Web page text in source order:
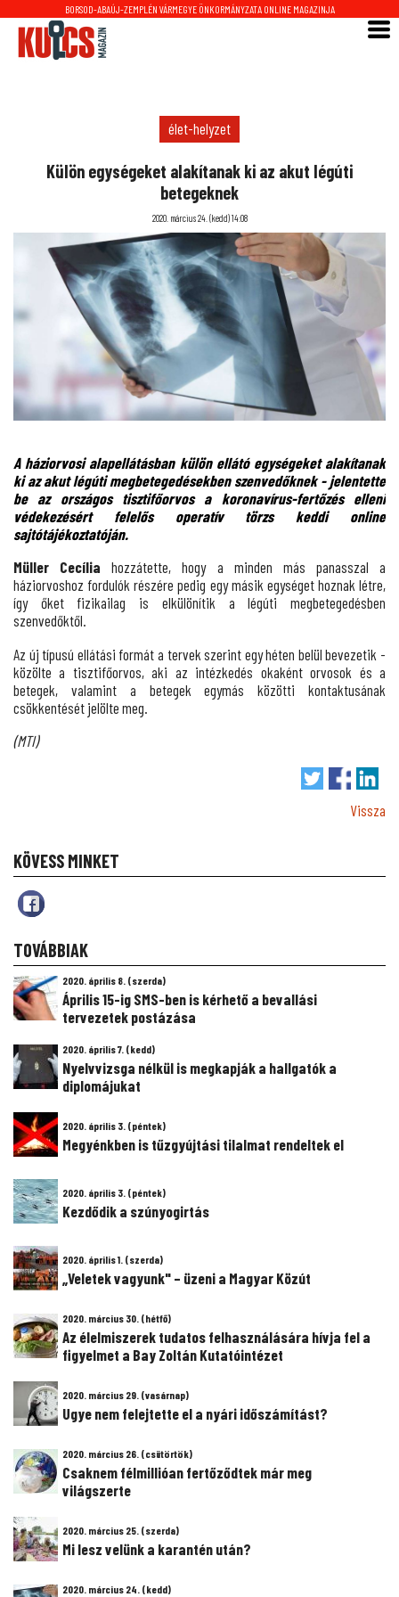
BORSOD-ABAÚJ-ZEMPLÉN VÁRMEGYE ÖNKORMÁNYZATA ONLINE MAGAZINJA
élet-helyzet
Külön egységeket alakítanak ki az akut légúti
betegeknek
2020. március 24. (kedd) 14:08
A háziorvosi alapellátásban külön ellátó egységeket alakítanak
ki az akut légúti megbetegedésekben szenvedőknek - jelentette
be az országos tisztifőorvos a koronavírus-fertőzés elleni
védekezésért felelős operatív törzs keddi online
sajtótájékoztatóján.
Müller Cecília hozzátette, hogy a minden más panasszal a
háziorvoshoz fordulók részére pedig egy másik egységet hoznak létre,
így őket fizikailag is elkülönítik a légúti megbetegedésben
szenvedőktől.
Az új típusú ellátási formát a tervek szerint egy héten belül bevezetik -
közölte a tisztifőorvos, aki az intézkedés okaként orvosok és a
betegek, valamint a betegek egymás közötti kontaktusának
csökkentését jelölte meg.
(MTI)
Vissza
KÖVESS MINKET
TOVÁBBIAK
2020. április 8. (szerda)
Április 15-ig SMS-ben is kérhető a bevallási
tervezetek postázása
2020. április 7. (kedd)
Nyelvvizsga nélkül is megkapják a hallgatók a
diplomájukat
2020. április 3. (péntek)
Megyénkben is tűzgyújtási tilalmat rendeltek el
2020. április 3. (péntek)
Kezdődik a szúnyogirtás
2020. április 1. (szerda)
„Veletek vagyunk" – üzeni a Magyar Közút
2020. március 30. (hétfő)
Az élelmiszerek tudatos felhasználására hívja fel a
figyelmet a Bay Zoltán Kutatóintézet
2020. március 29. (vasárnap)
Ugye nem felejtette el a nyári időszámítást?
2020. március 26. (csütörtök)
Csaknem félmillióan fertőződtek már meg
világszerte
2020. március 25. (szerda)
Mi lesz velünk a karantén után?
2020. március 24. (kedd)